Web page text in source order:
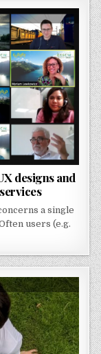
designs and
a single
users (e.g.